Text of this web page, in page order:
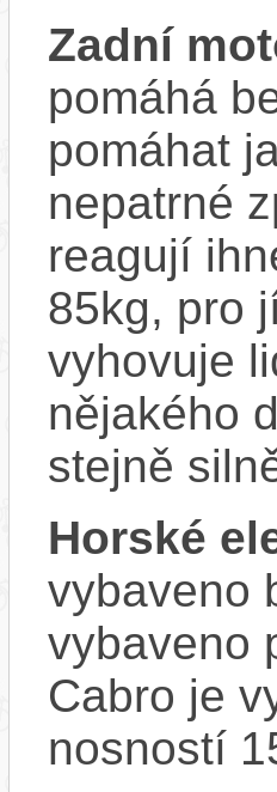
Zadní
pomáhá
pomáhat
nepatrné
reagují
85kg, pro
vyhovuje
nějakého
stejně
Horské
vybaveno
vybaveno
Cabro je
nosností